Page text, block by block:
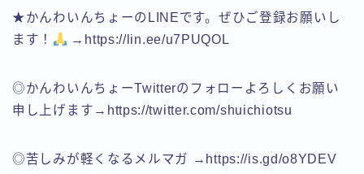
★かんわいんちょーのLINEです。ぜひご登録お願いし
ます！
→https://lin.ee/u7PUQOL
◎かんわいんちょーTwitterのフォローよろしくお願い
申し上げます→https://twitter.com/shuichiotsu
◎苦しみが軽くなるメルマガ →https://is.gd/o8YDEV